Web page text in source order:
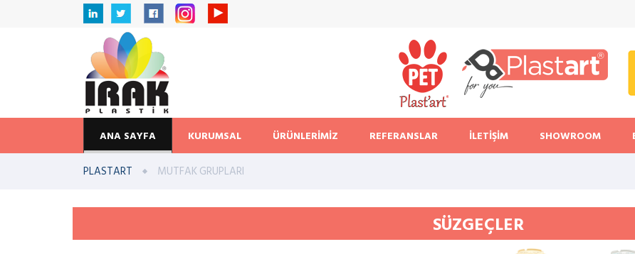
ANA SAYFA KURUMSAL ÜRÜNLERİMİZ REFERANSLAR İLETİŞİM SHOWROOM
PLASTART MUTFAK GRUPLARI
SÜZGEÇLER